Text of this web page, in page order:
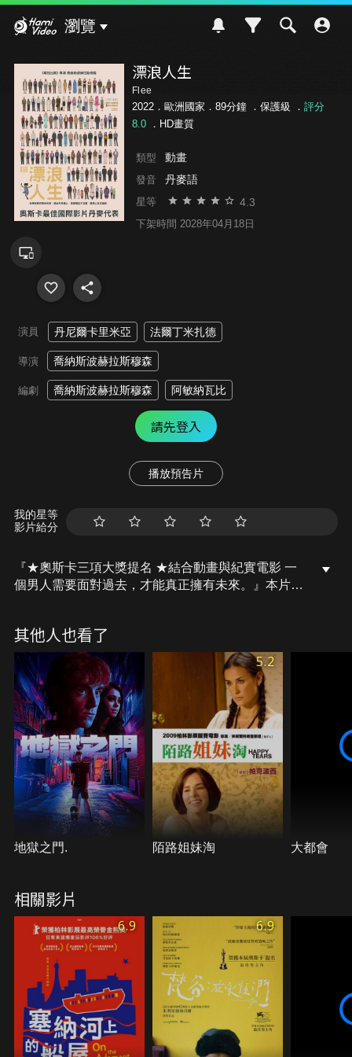
瀏覽
漂浪人生
Flee
2022．歐洲國家．89分鐘 ． 保護級 ． 評分
8.0．HD畫質
類型 動畫
發音 丹麥語
星等 4.3
下架時間 2028年04月18日
演員 丹尼爾卡里米亞 法爾丁米扎德
導演 喬納斯波赫拉斯穆森
編劇 喬納斯波赫拉斯穆森 阿敏納瓦比
請先登入
播放預告片
我的星等
影片給分
『★奧斯卡三項大獎提名 ★結合動畫與紀實電影 一
個男人需要面對過去，才能真正擁有未來。』本片巧
尋找家的定義。阿敏在與未婚夫結婚的前夕，娓娓道
來20多年前他如何從阿富汗逃離到丹麥的不思議旅
程，以及曾身為難民兒童令人心碎的悲慘記憶，而說
出這個保守了20年的秘密，卻恐將危及他現在的人
生…
其他人也看了
地獄之門.
5.2
陌路姐妹淘 大都會
相關影片
6.9 6.9